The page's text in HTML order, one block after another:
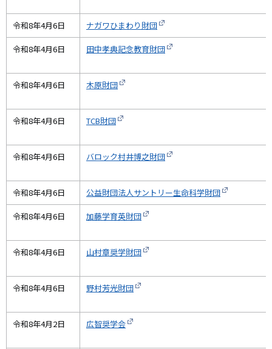
令和8年4月6日 ナガワひまわり財団
令和8年4月6日 田中孝典記念教育財団
令和8年4月6日 木原財団
令和8年4月6日 TCB財団
令和8年4月6日 バロック村井博之財団
令和8年4月6日 公益財団法人サントリー生命科学財団
令和8年4月6日 加藤学育英財団
令和8年4月6日 山村章奨学財団
令和8年4月6日 野村芳光財団
令和8年4月2日 広智奨学会